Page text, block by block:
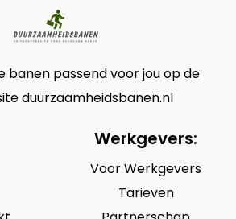
banen passend voor jou op de
duurzaamheidsbanen.nl
Werkgevers:
Voor Werkgevers
Tarieven